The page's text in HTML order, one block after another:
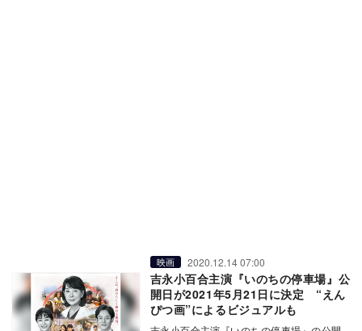
映画 2020.12.14 07:00
吉永小百合主演『いのちの停車場』公
開日が2021年5月21日に決定 “えん
ぴつ画”によるビジュアルも